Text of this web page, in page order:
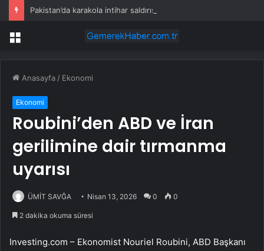
Pakistan’da karakola intihar saldırısı; 7 ölü, 15 yaralı
Menü
Anasayfa / Ekonomi
Ekonomi
Roubini’den ABD ve İran
gerilimine dair tırmanma
uyarısı
ÜMİT SAVĞA Nisan 13, 2026 0 0
2 dakika okuma süresi
Investing.com – Ekonomist Nouriel Roubini, ABD Başkanı